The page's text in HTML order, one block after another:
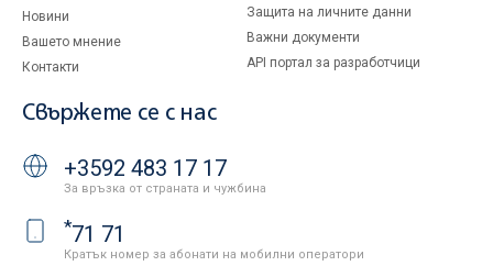
Новини
Вашето мнение
Контакти
Защита на личните данни
Важни документи
API портал за разработчици
Свържете се с нас
+3592 483 17 17
За връзка от страната и чужбина
*71 71
Кратък номер за абонати на мобилни оператори